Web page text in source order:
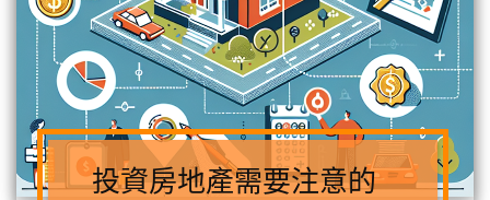
投資房地產需要注意的